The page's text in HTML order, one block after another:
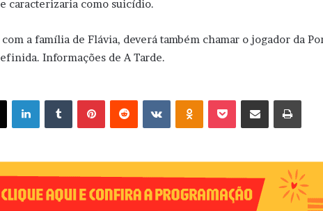
caracterizaria como suicídio.
a família de Flávia, deverá também chamar o jogador da
Informações de A Tarde.
X Linkedin VK OK